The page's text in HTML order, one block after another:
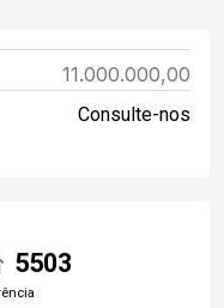
11.000.000,00
Consulte-nos
5503